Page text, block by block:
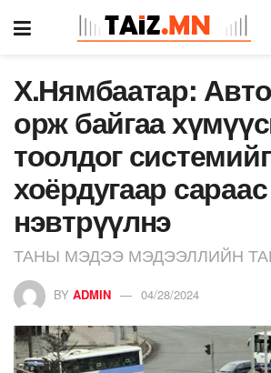
Х.Нямбаатар:
орж байгаа
тоолдог системийг
хоёрдугаар сараас
нэвтрүүлнэ
ТАНЫ МЭДЭЭ МЭДЭЭЛЛИЙН
BY ADMIN 04/28/2024